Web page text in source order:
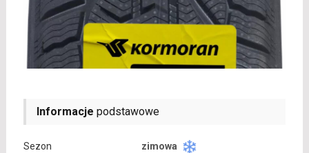
Informacje podstawowe
Sezon
zimowa